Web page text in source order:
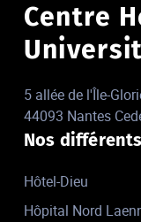
Centre
5 allée de l'Île-
44093 Nantes
Nos
Hôtel-Dieu
Hôpital Nord